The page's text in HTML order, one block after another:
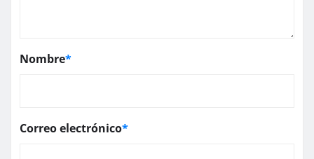
Nombre*
Correo electrónico*